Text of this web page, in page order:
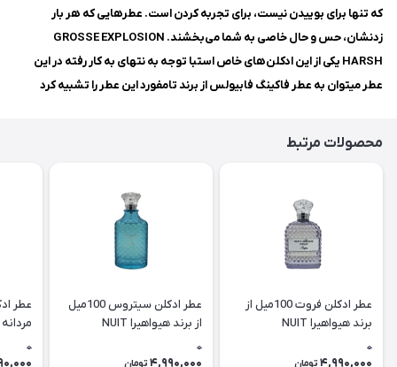
که تنها برای بوییدن نیست، برای تجربه کردن است. عطرهایی که هر بار
زدنشان، حس و حال خاصی به شما می‌بخشند. GROSSE EXPLOSION
HARSH یکی از این ادکلن‌های خاص استبا توجه به نتهای به کار رفته در این
عطر میتوان به عطر فاکینگ فابیولس از برند تامفورد این عطر را تشبیه کرد
محصولات مرتبط
عطر ادکلن فروت 100میل از
برند هیواهیرا NUIT
0
4,990,000 تومان
عطر ادکلن سیتروس 100میل
از برند هیواهیرا NUIT
0
4,990,000 تومان
0